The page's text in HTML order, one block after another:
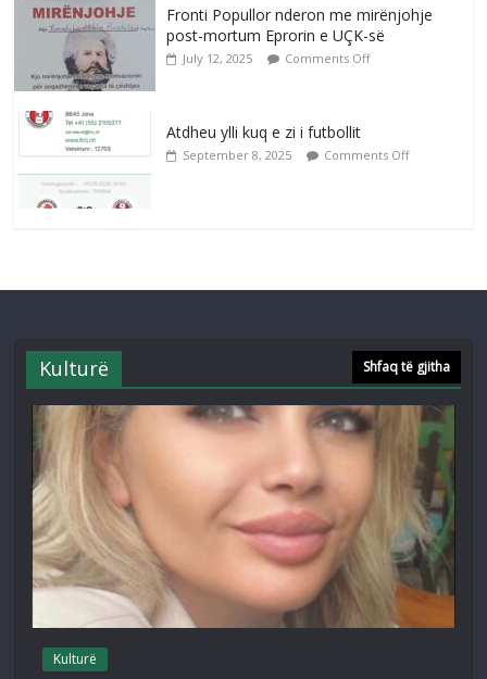
Fronti Popullor nderon me mirënjohje
post-mortum Eprorin e UÇK-së
July 12, 2025 Comments Off
Atdheu ylli kuq e zi i futbollit
September 8, 2025 Comments Off
Kulturë Shfaq të gjitha
Kulturë